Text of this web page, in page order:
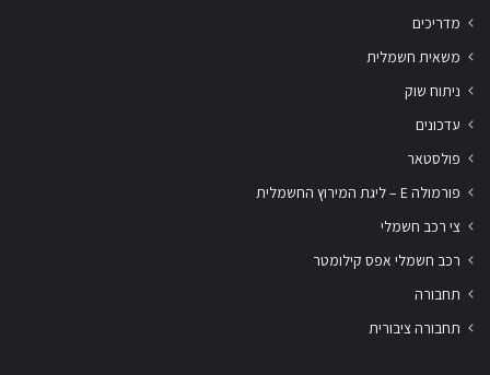
מדריכים
משאית חשמלית
ניתוח שוק
עדכונים
פולסטאר
פורמולה E – ליגת המירוץ החשמלית
צי רכב חשמלי
רכב חשמלי אפס קילומטר
תחבורה
תחבורה ציבורית